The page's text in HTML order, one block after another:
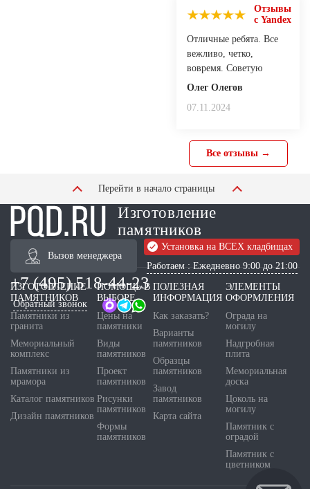
Отзывы
с Yandex
Отличные ребята. Все
вежливо, четко,
вовремя. Советую
Олег Олегов
07.11.2024
Все отзывы →
Перейти в начало страницы
Изготовление
памятников
Вызов менеджера
Установка на ВСЕХ кладбищах
Работаем : Ежедневно 9:00 до 21:00
+7 (495) 518-44-23
Обратный звонок
ИЗГОТОВЛЕНИЕ
ПАМЯТНИКОВ
Памятники из
гранита
Мемориальный
комплекс
Памятники из
мрамора
Каталог памятников
Дизайн памятников
ПОМОЩЬ В
ВЫБОРЕ
Цены на
памятники
Виды
памятников
Проект
памятников
Рисунки
памятников
Формы
памятников
ПОЛЕЗНАЯ
ИНФОРМАЦИЯ
Как заказать?
Варианты
памятников
Образцы
памятников
Завод
памятников
Карта сайта
ЭЛЕМЕНТЫ
ОФОРМЛЕНИЯ
Ограда на
могилу
Надгробная
плита
Мемориальная
доска
Цоколь на
могилу
Памятник с
оградой
Памятник с
цветником